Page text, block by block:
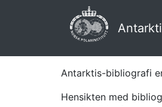
Antarktis-bibliografi
Hensikten med